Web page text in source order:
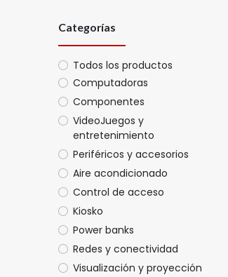
Categorías
Todos los productos
Computadoras
Componentes
VideoJuegos y
entretenimiento
Periféricos y accesorios
Aire acondicionado
Control de acceso
Kiosko
Power banks
Redes y conectividad
Visualización y proyección